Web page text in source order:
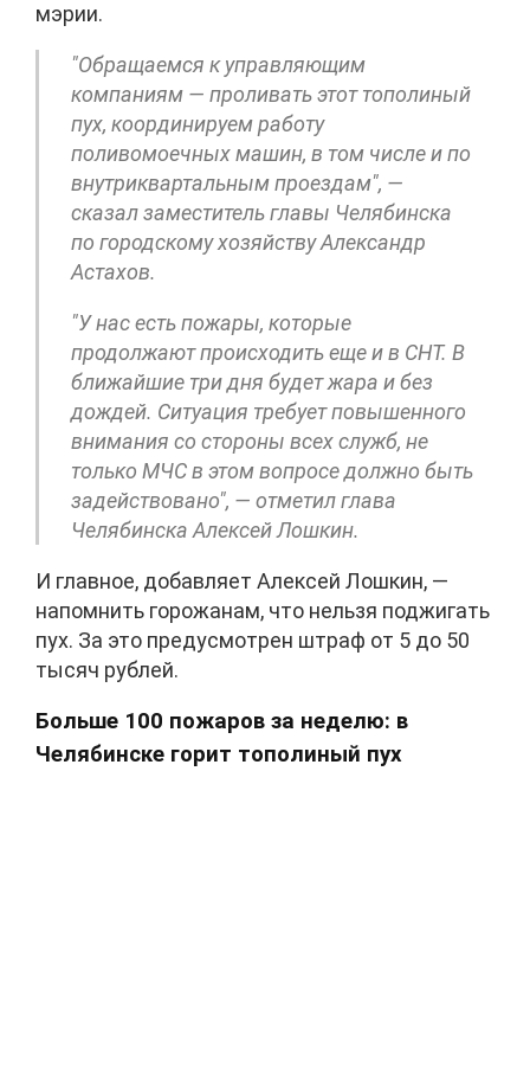
мэрии.
"Обращаемся к управляющим
компаниям — проливать этот тополиный
пух, координируем работу
поливомоечных машин, в том числе и по
внутриквартальным проездам", —
сказал заместитель главы Челябинска
по городскому хозяйству Александр
Астахов.
"У нас есть пожары, которые
продолжают происходить еще и в СНТ. В
ближайшие три дня будет жара и без
дождей. Ситуация требует повышенного
внимания со стороны всех служб, не
только МЧС в этом вопросе должно быть
задействовано", — отметил глава
Челябинска Алексей Лошкин.
И главное, добавляет Алексей Лошкин, —
напомнить горожанам, что нельзя поджигать
пух. За это предусмотрен штраф от 5 до 50
тысяч рублей.
Больше 100 пожаров за неделю: в
Челябинске горит тополиный пух